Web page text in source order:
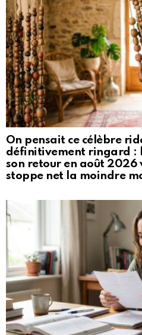
On pensait ce célèbre
définitivement ringard :
son retour en août 2026
stoppe net la moindre